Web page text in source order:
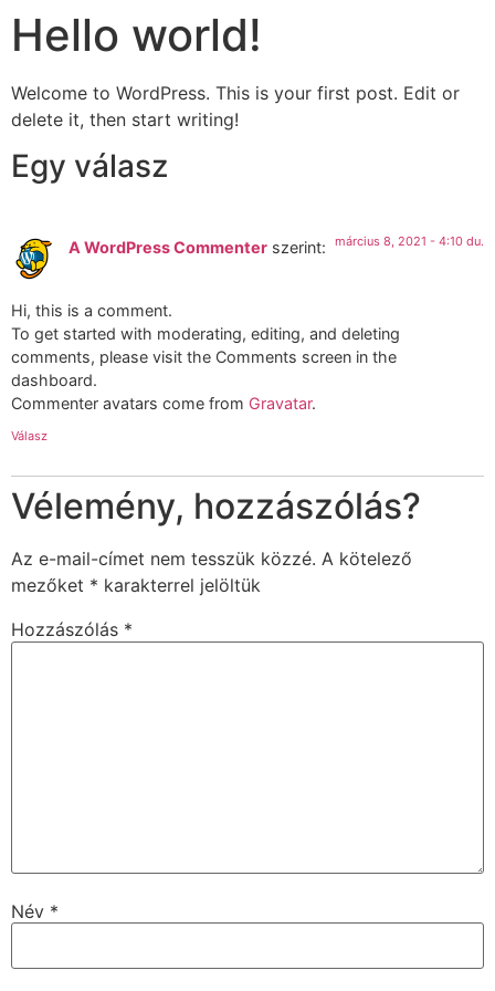
Hello world!
Welcome to WordPress. This is your first post. Edit or
delete it, then start writing!
Egy válasz
A WordPress Commenter szerint: március 8, 2021 - 4:10 du.
Hi, this is a comment.
To get started with moderating, editing, and deleting
comments, please visit the Comments screen in the
dashboard.
Commenter avatars come from Gravatar.
Válasz
Vélemény, hozzászólás?
Az e-mail-címet nem tesszük közzé. A kötelező
mezőket * karakterrel jelöltük
Hozzászólás *
Név *